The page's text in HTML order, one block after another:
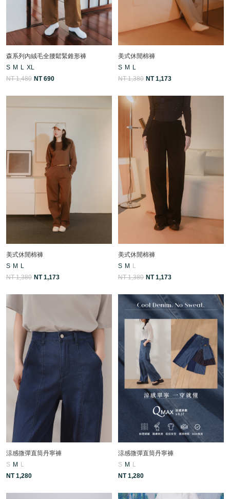
森系列內絨毛全腰鬆緊錐形褲
S M L
XL
NT 1,480 NT 690
美式休閒棉褲
S M L
NT 1,380 NT 1,173
美式休閒棉褲
S M
L
NT 1,380 NT 1,173
美式休閒棉褲
S M
L
NT 1,380 NT 1,173
涼感微彈直筒丹寧褲
S M
L
NT 1,280
涼感微彈直筒丹寧褲
S M
L
NT 1,280